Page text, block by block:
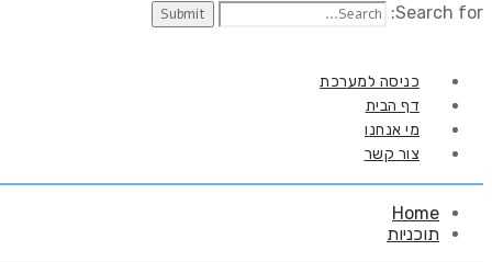
Search for:
כניסה למערכת
דף הבית
מי אנחנו
צור קשר
Home
תוכניות